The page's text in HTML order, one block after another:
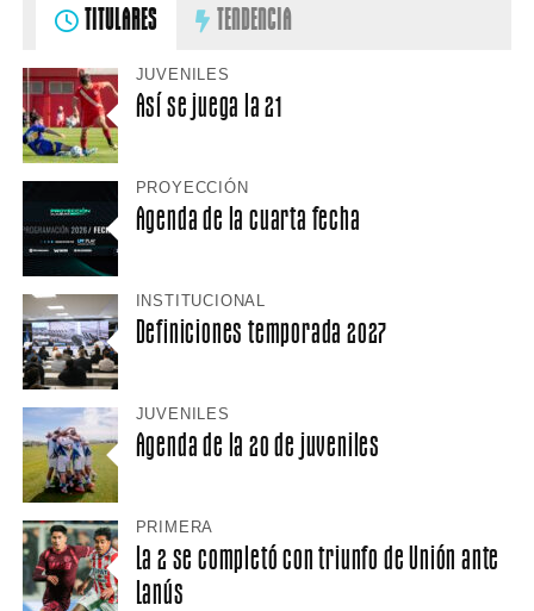
TITULARES TENDENCIA
JUVENILES
Así se juega la 21
PROYECCIÓN
Agenda de la cuarta fecha
INSTITUCIONAL
Definiciones temporada 2027
JUVENILES
Agenda de la 20 de juveniles
PRIMERA
La 2 se completó con triunfo de Unión ante
Lanús